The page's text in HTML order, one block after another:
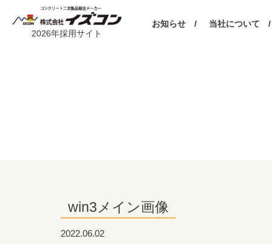
2026年採用サイト
お知らせ / 当社について /
win3メイン画像
2022.06.02